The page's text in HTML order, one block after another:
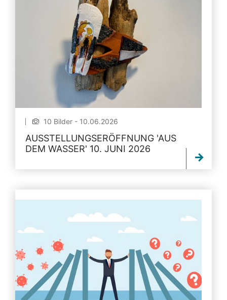
10 Bilder - 10.06.2026
AUSSTELLUNGSERÖFFNUNG 'AUS
DEM WASSER' 10. JUNI 2026